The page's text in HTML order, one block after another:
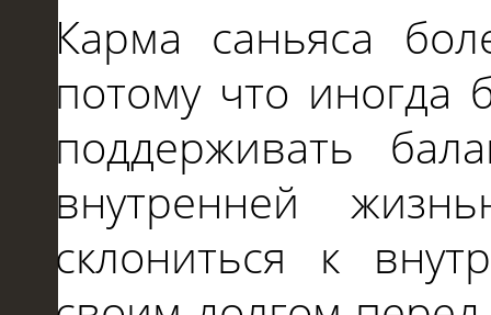
Карма саньяса
потому что иногда
поддерживать
внутренней
склониться к